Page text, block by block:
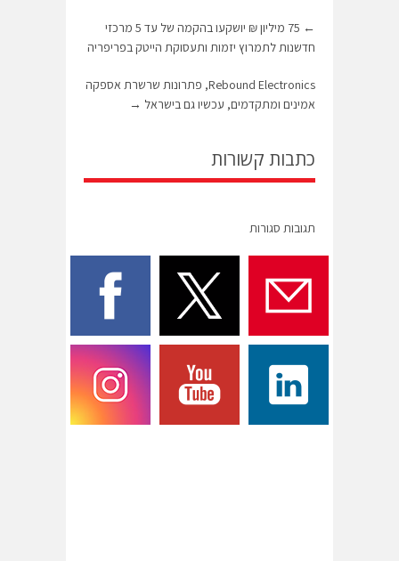
←
75 מיליון ₪ יושקעו בהקמה של עד 5 מרכזי
חדשנות לתמרוץ יזמות ותעסוקת הייטק בפריפריה
Rebound Electronics, פתרונות שרשרת אספקה
אמינים ומתקדמים, עכשיו גם בישראל →
כתבות קשורות
תגובות סגורות